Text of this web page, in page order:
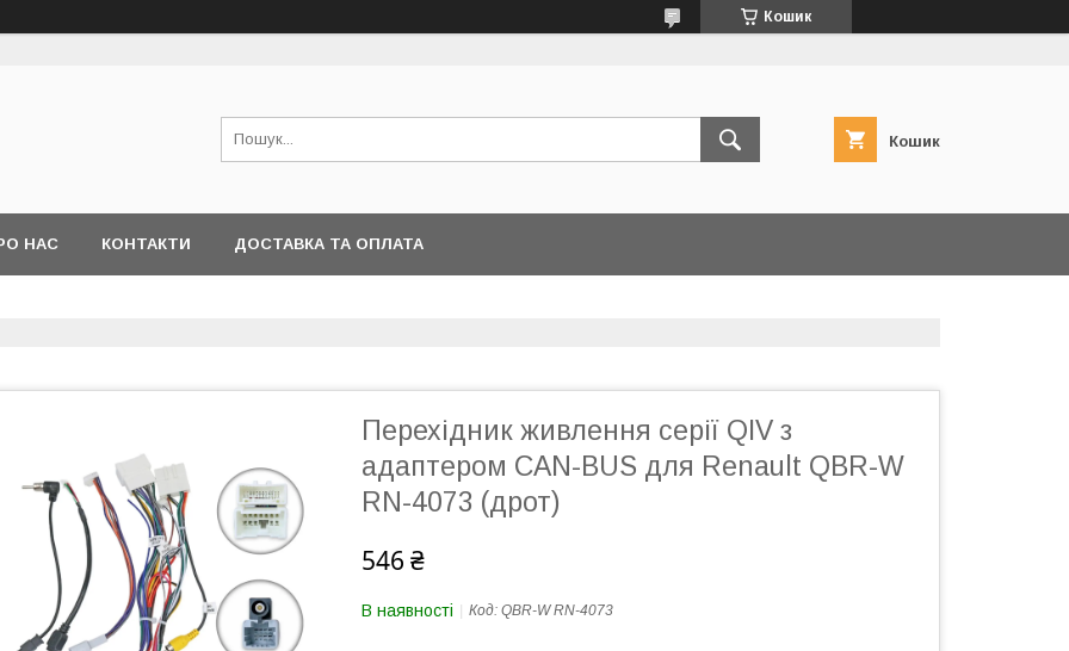
Кошик
Кошик
НАС КОНТАКТИ ДОСТАВКА ТА ОПЛАТА
Перехідник живлення серії QIV з
адаптером CAN-BUS для Renault QBR-W
RN-4073 (дрот)
546 ₴
В наявності Код: QBR-W RN-4073